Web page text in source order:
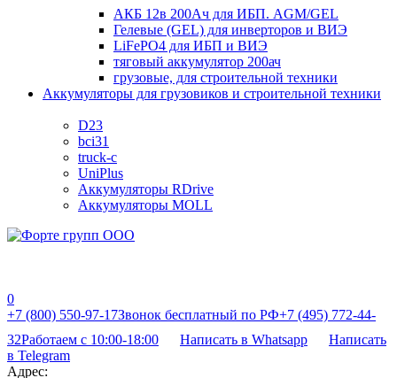
АКБ 12в 200Ач для ИБП. AGM/GEL
Гелевые (GEL) для инверторов и ВИЭ
LiFePO4 для ИБП и ВИЭ
тяговый аккумулятор 200ач
грузовые, для строительной техники
Аккумуляторы для грузовиков и строительной техники
D23
bci31
truck-c
UniPlus
Аккумуляторы RDrive
Аккумуляторы MOLL
0
+7 (800) 550-97-17Звонок бесплатный по РФ+7 (495) 772-44-
32Работаем с 10:00-18:00 Написать в Whatsapp
Написать
в Telegram
Адрес: